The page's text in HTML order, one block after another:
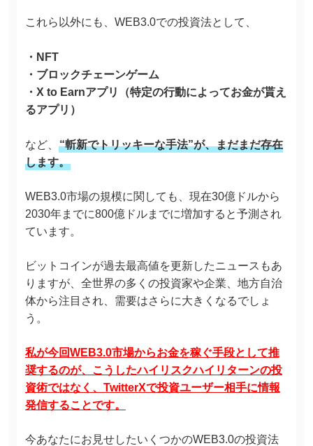
これら以外にも、WEB3.0での投資法として、
・NFT
・ブロックチェーンゲーム
・X to Earnアプリ（特定の行動によってお金が貰え
るアプリ）
など、 “斬新でトリッキーな手法”が、まだまだ存在
します。
WEB3.0市場の規模に関しても、現在30億ドルから
2030年までに800億ドルまでに増加すると予測され
ています。
ビットコインが過去最高値を更新したニュースもあ
りますが、全世界の多くの投資家や企業、地方自治
体から注目され、需要はさらに大きくなるでしょ
う。
私が今回WEB3.0市場からお金を稼ぐ手段として推
奨するのが、こうしたハイリスクハイリターンの投
資術ではなく、TwitterXで投資ユーザー相手に情報
発信することです。
今あなたにお見せしたいくつかのWEB3.0の投資法